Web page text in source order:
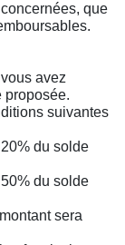
que
avez
proposée.
suivantes
du solde
du solde
sera